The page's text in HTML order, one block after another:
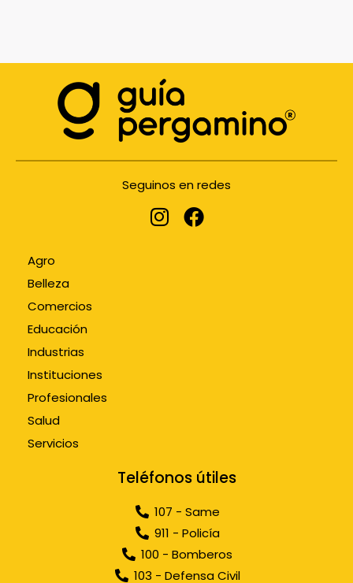
Seguinos en redes
Agro
Belleza
Comercios
Educación
Industrias
Instituciones
Profesionales
Salud
Servicios
Teléfonos útiles
107 - Same
911 - Policía
100 - Bomberos
103 - Defensa Civil